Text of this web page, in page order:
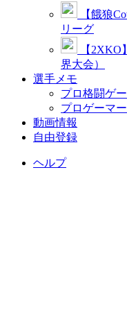
【餓狼
リーグ
【2XKO
界大会）
選手メモ
プロ格闘ゲ
プロゲーマ
動画情報
自由登録
ヘルプ